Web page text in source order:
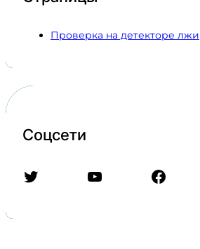
Проверка на детекторе лжи
Соцсети
Twitter YouTube Facebook